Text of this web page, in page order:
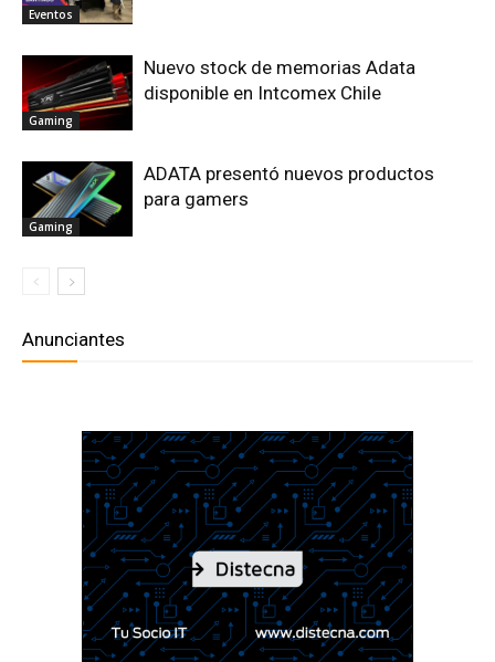
Eventos
Gaming
Nuevo stock de memorias Adata
disponible en Intcomex Chile
Gaming
ADATA presentó nuevos productos
para gamers
Anunciantes